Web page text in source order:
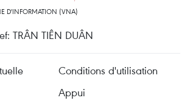
D'INFORMATION (VNA)
TRÂN TIÊN DUÂN
Conditions d'utilisation
Appui